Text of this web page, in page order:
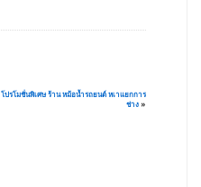
โปรโมชั่นพิเศษ ร้าน หม้อน้ำรถยนต์ หเาแยกการ
ช่าง »